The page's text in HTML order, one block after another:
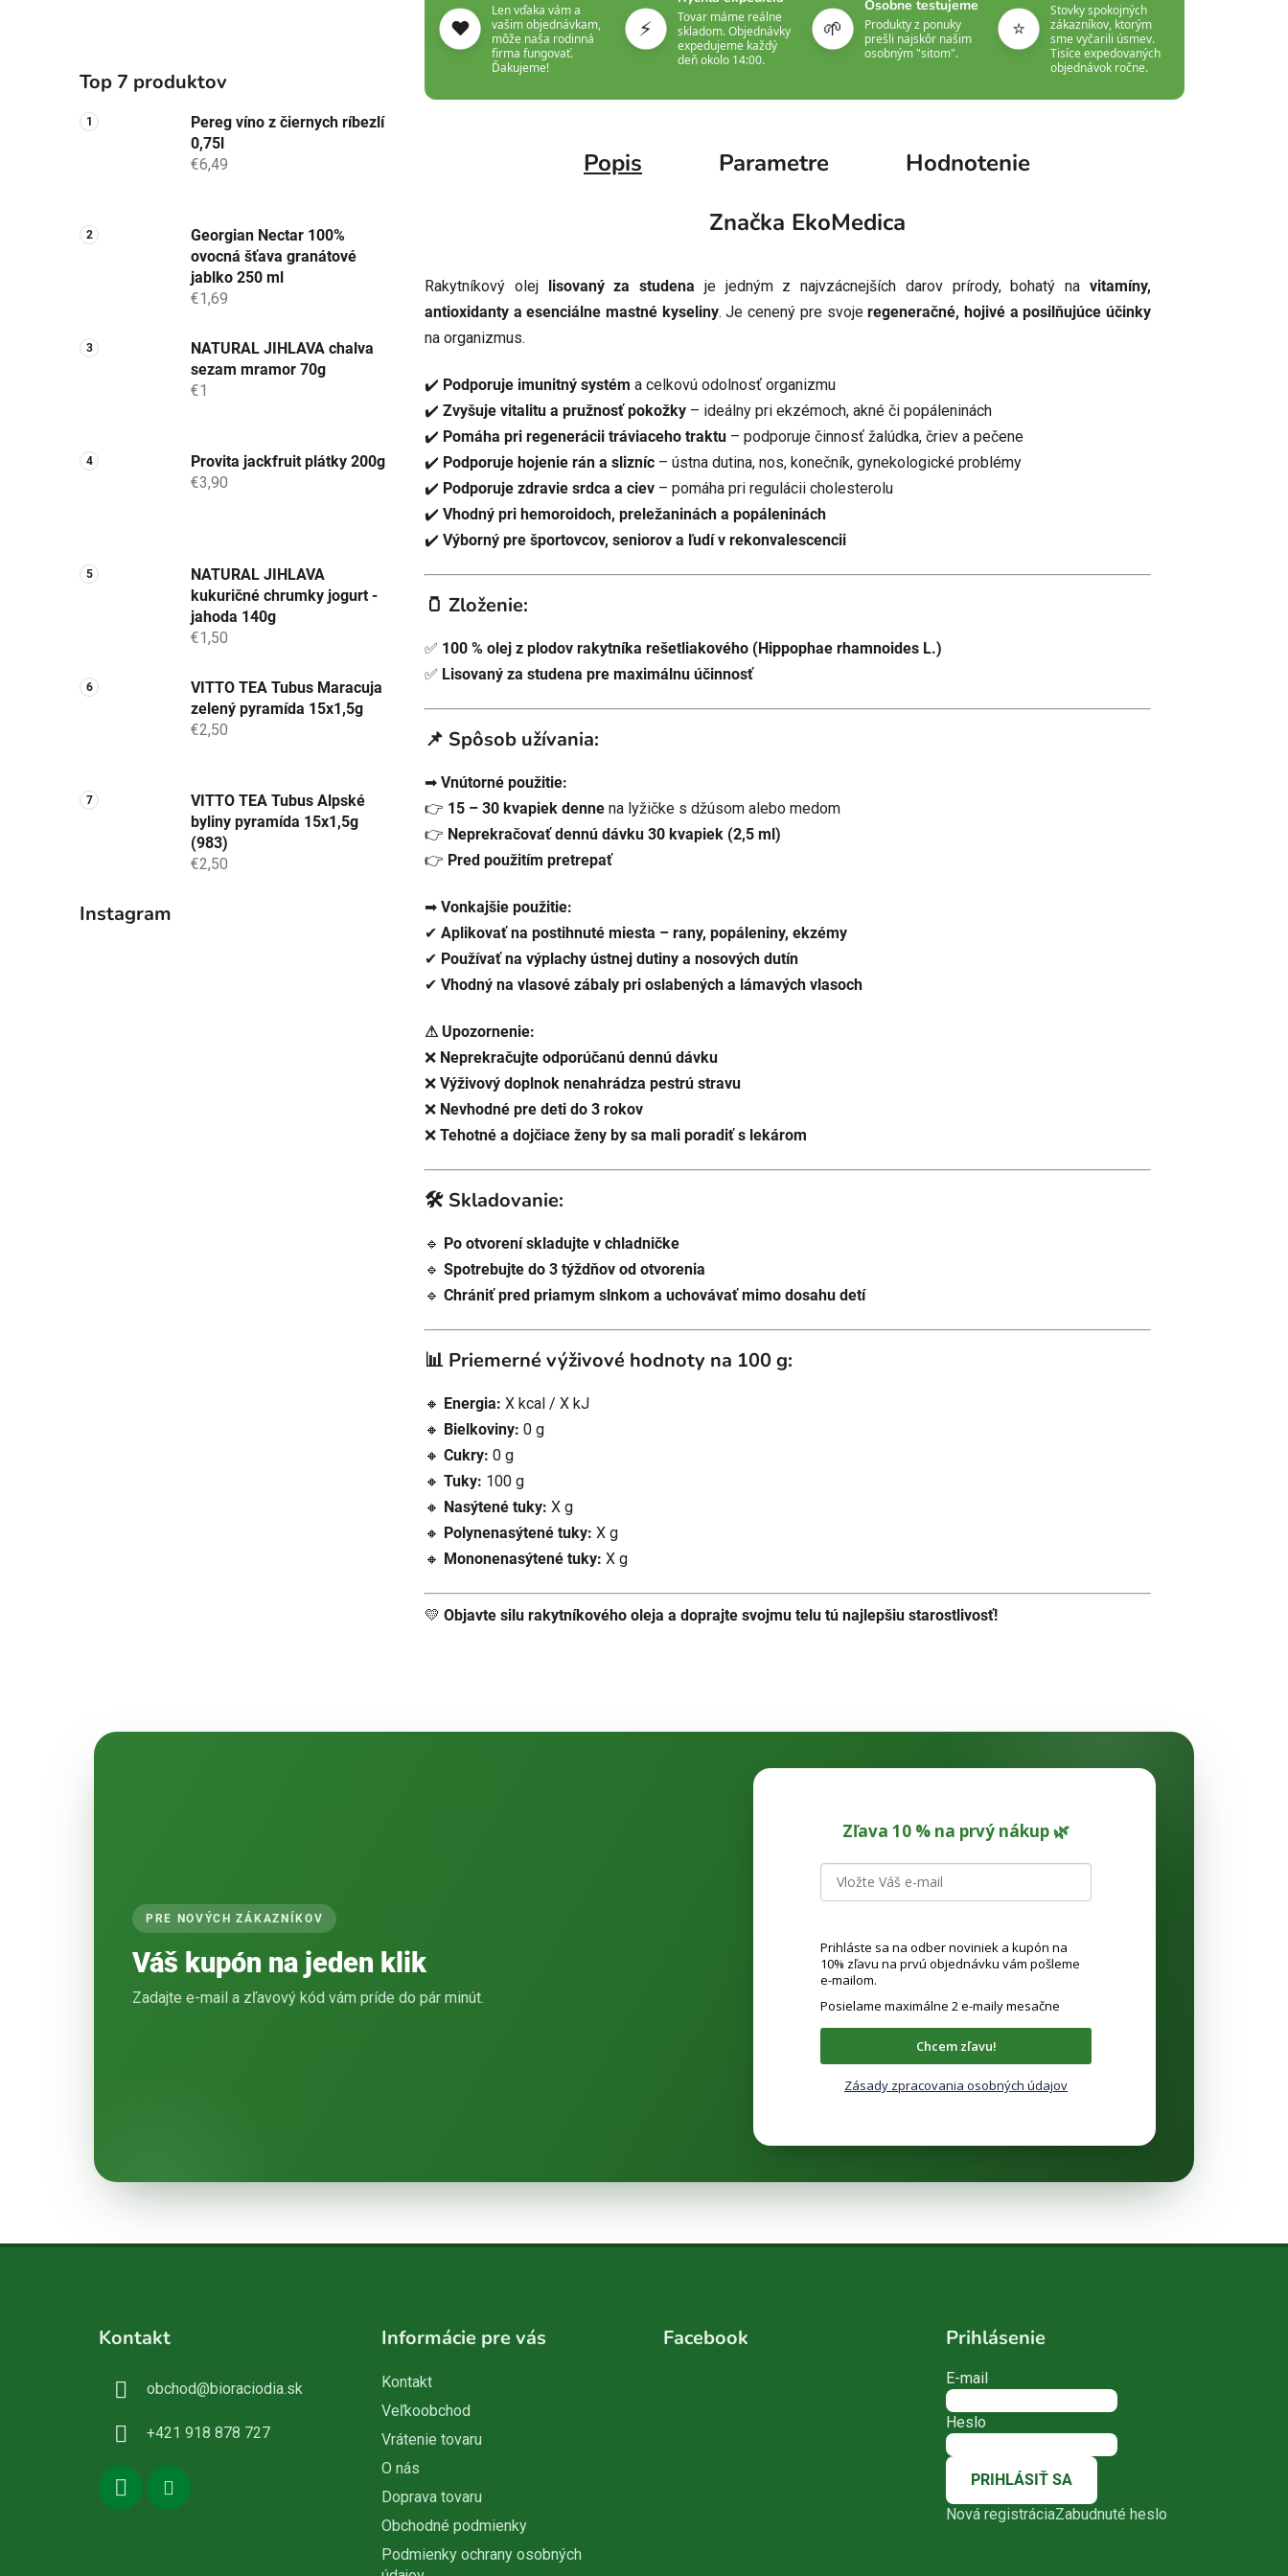
Top 7 produktov
Pereg víno z čiernych ríbezlí
0,75l
€6,49
Georgian Nectar 100%
ovocná šťava granátové
jablko 250 ml
€1,69
NATURAL JIHLAVA chalva
sezam mramor 70g
€1
Provita jackfruit plátky 200g
€3,90
NATURAL JIHLAVA
kukuričné chrumky jogurt -
jahoda 140g
€1,50
VITTO TEA Tubus Maracuja
zelený pyramída 15x1,5g
€2,50
VITTO TEA Tubus Alpské
byliny pyramída 15x1,5g
(983)
€2,50
Instagram
❤️
Len vďaka vám a
vašim objednávkam,
môže naša rodinná
firma fungovať.
Ďakujeme!
⚡
Tovar máme reálne
skladom. Objednávky
expedujeme každý
deň okolo 14:00.
🌱
Osobne testujeme
Produkty z ponuky
prešli najskôr našim
osobným "sitom".
⭐
Stovky spokojných
zákazníkov, ktorým
sme vyčarili úsmev.
Tisíce expedovaných
objednávok ročne.
Popis Parametre
Hodnotenie
Značka EkoMedica
Rakytníkový olej lisovaný za studena je jedným z najvzácnejších darov prírody, bohatý navitamíny,
antioxidanty a esenciálne mastné kyseliny. Je cenený pre svojeregeneračné, hojivé a posilňujúce účinky
na organizmus.
✔️ Podporuje imunitný systém a celkovú odolnosť organizmu
✔️ Zvyšuje vitalitu a pružnosť pokožky – ideálny pri ekzémoch, akné či popáleninách
✔️ Pomáha pri regenerácii tráviaceho traktu – podporuje činnosť žalúdka, čriev a pečene
✔️ Podporuje hojenie rán a slizníc – ústna dutina, nos, konečník, gynekologické problémy
✔️ Podporuje zdravie srdca a ciev – pomáha pri regulácii cholesterolu
✔️ Vhodný pri hemoroidoch, preležaninách a popáleninách
✔️ Výborný pre športovcov, seniorov a ľudí v rekonvalescencii
🫙 Zloženie:
✅ 100 % olej z plodov rakytníka rešetliakového (Hippophae rhamnoides L.)
✅ Lisovaný za studena pre maximálnu účinnosť
📌 Spôsob užívania:
➡ Vnútorné použitie:
👉 15 – 30 kvapiek denne na lyžičke s džúsom alebo medom
👉 Neprekračovať dennú dávku 30 kvapiek (2,5 ml)
👉 Pred použitím pretrepať
➡ Vonkajšie použitie:
✔ Aplikovať na postihnuté miesta – rany, popáleniny, ekzémy
✔ Používať na výplachy ústnej dutiny a nosových dutín
✔ Vhodný na vlasové zábaly pri oslabených a lámavých vlasoch
⚠ Upozornenie:
❌ Neprekračujte odporúčanú dennú dávku
❌ Výživový doplnok nenahrádza pestrú stravu
❌ Nevhodné pre deti do 3 rokov
❌ Tehotné a dojčiace ženy by sa mali poradiť s lekárom
🛠 Skladovanie:
🔹 Po otvorení skladujte v chladničke
🔹 Spotrebujte do 3 týždňov od otvorenia
🔹 Chrániť pred priamym slnkom a uchovávať mimo dosahu detí
📊 Priemerné výživové hodnoty na 100 g:
🔸 Energia: X kcal / X kJ
🔸 Bielkoviny: 0 g
🔸 Cukry: 0 g
🔸 Tuky: 100 g
🔸 Nasýtené tuky: X g
🔸 Polynenasýtené tuky: X g
🔸 Mononenasýtené tuky: X g
💛 Objavte silu rakytníkového oleja a doprajte svojmu telu tú najlepšiu starostlivosť!
PRE NOVÝCH ZÁKAZNÍKOV
Váš kupón na jeden klik
Zadajte e-mail a zľavový kód vám príde do pár minút.
Zľava 10 % na prvý nákup 🌿
Prihláste sa na odber noviniek a kupón na
10% zľavu na prvú objednávku vám pošleme
e-mailom.
Posielame maximálne 2 e-maily mesačne
Chcem zľavu!
Zásady zpracovania osobných údajov
Kontakt
obchod@bioraciodia.sk
+421 918 878 727
Informácie pre vás
Kontakt
Veľkoobchod
Vrátenie tovaru
O nás
Doprava tovaru
Obchodné podmienky
Podmienky ochrany osobných
Facebook Prihlásenie
E-mail
Heslo
PRIHLÁSIŤ SA
Nová registráciaZabudnuté heslo